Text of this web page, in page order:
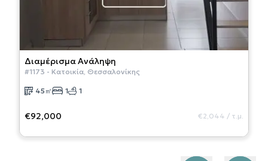
ΔιαμέρισμαΑνάληψη
#1173 - Κατοικία Θεσσαλονίκης
45 ㎡ 1 1
€92,000 €2,044 / τ.μ.